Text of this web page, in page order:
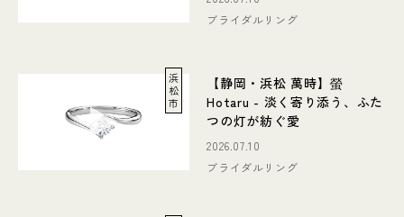
ブライダルリング
浜
松
市
【静岡・浜松 萬時】螢
Hotaru - 淡く寄り添う、ふた
つの灯が紡ぐ愛
2026.07.10
ブライダルリング